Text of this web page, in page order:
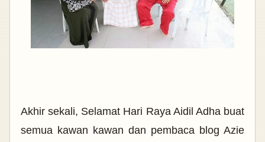
Akhir sekali, Selamat Hari Raya Aidil Adha buat
semua kawan kawan dan pembaca blog Azie